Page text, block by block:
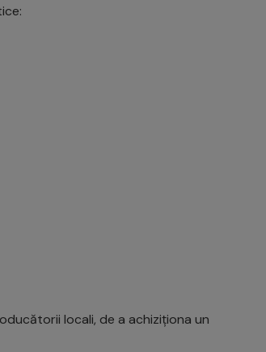
locali, de a achiziționa un